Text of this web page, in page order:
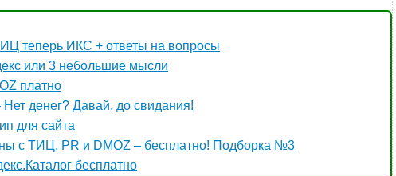
теперь ИКС + ответы на вопросы
или 3 небольшие мысли
платно
денег? Давай, до свидания!
для сайта
с ТИЦ, PR и DMOZ – бесплатно! Подборка №3
бесплатно